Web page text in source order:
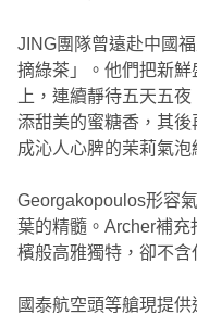
JING團隊曾遠赴中國
摘綠茶」。他們把新
上，連續靜待五天五
添甜美的蜜糖香，其
成沁人心脾的茉莉氣泡
Georgakopoulos形容
葉的精髓。Archer補
檳般高雅獨特，卻不含
國泰航空頭等艙現提